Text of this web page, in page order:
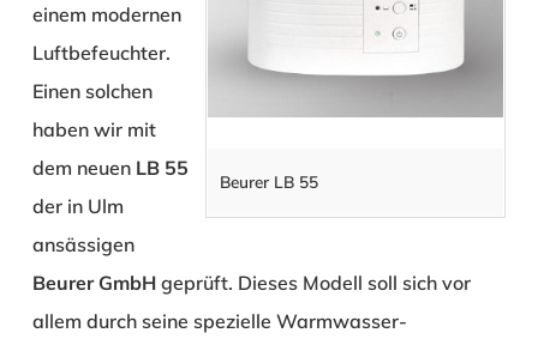
Beurer LB 55
einem modernen
Luftbefeuchter.
Einen solchen
haben wir mit
dem neuen LB 55
der in Ulm
ansässigen
Beurer GmbHgeprüft. Dieses Modell soll sich vor
allem durch seine spezielle Warmwasser-